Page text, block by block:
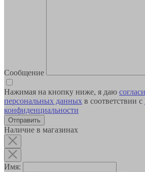
Сообщение
Нажимая на кнопку ниже, я даю
персональных данных в соответствии с
конфиденциальности
Наличие в магазинах
Имя: